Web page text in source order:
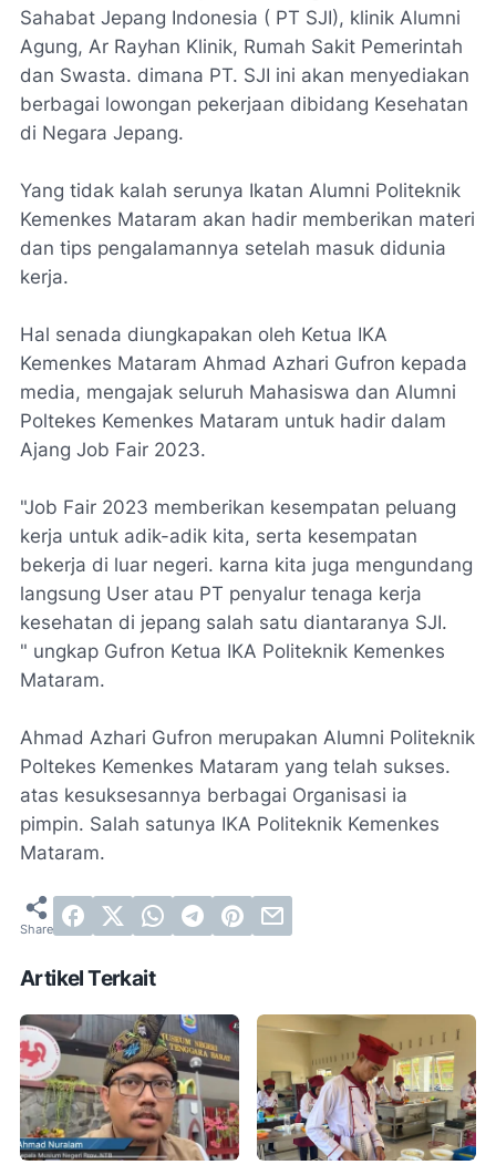
Sahabat Jepang Indonesia ( PT SJI), klinik Alumni
Agung, Ar Rayhan Klinik, Rumah Sakit Pemerintah
dan Swasta. dimana PT. SJI ini akan menyediakan
berbagai lowongan pekerjaan dibidang Kesehatan
di Negara Jepang.
Yang tidak kalah serunya Ikatan Alumni Politeknik
Kemenkes Mataram akan hadir memberikan materi
dan tips pengalamannya setelah masuk didunia
kerja.
Hal senada diungkapakan oleh Ketua IKA
Kemenkes Mataram Ahmad Azhari Gufron kepada
media, mengajak seluruh Mahasiswa dan Alumni
Poltekes Kemenkes Mataram untuk hadir dalam
Ajang Job Fair 2023.
"Job Fair 2023 memberikan kesempatan peluang
kerja untuk adik-adik kita, serta kesempatan
bekerja di luar negeri. karna kita juga mengundang
langsung User atau PT penyalur tenaga kerja
kesehatan di jepang salah satu diantaranya SJI.
" ungkap Gufron Ketua IKA Politeknik Kemenkes
Mataram.
Ahmad Azhari Gufron merupakan Alumni Politeknik
Poltekes Kemenkes Mataram yang telah sukses.
atas kesuksesannya berbagai Organisasi ia
pimpin. Salah satunya IKA Politeknik Kemenkes
Mataram.
Artikel Terkait